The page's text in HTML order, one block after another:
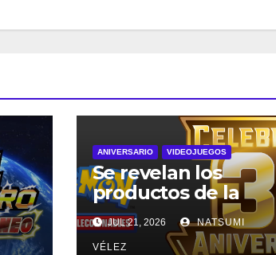
ANIVERSARIO VIDEOJUEGOS
Se revelan los
productos de la
expansión
conmemorativa
JUL 21, 2026 NATSUMI
VÉLEZ